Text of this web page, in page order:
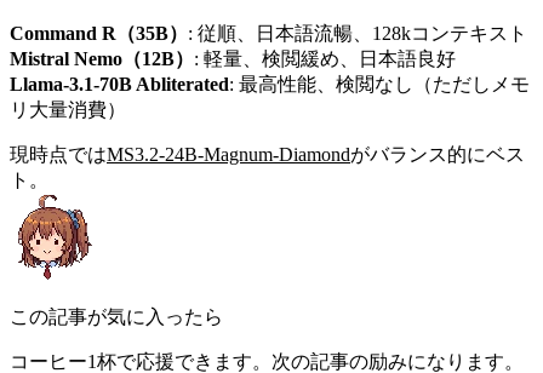
Command R（35B） : 従順、日本語流暢、128kコンテキスト
Mistral Nemo（12B） : 軽量、検閲緩め、日本語良好
Llama-3.1-70B Abliterated: 最高性能、検閲なし（ただしメモ
リ大量消費）
現時点ではMS3.2-24B-Magnum-Diamondがバランス的にベス
ト。
この記事が気に入ったら
コーヒー1杯で応援できます。次の記事の励みになります。